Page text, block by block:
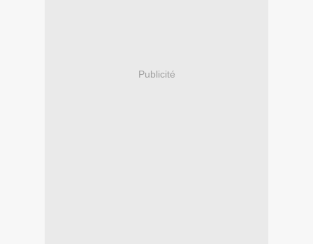
Publicité